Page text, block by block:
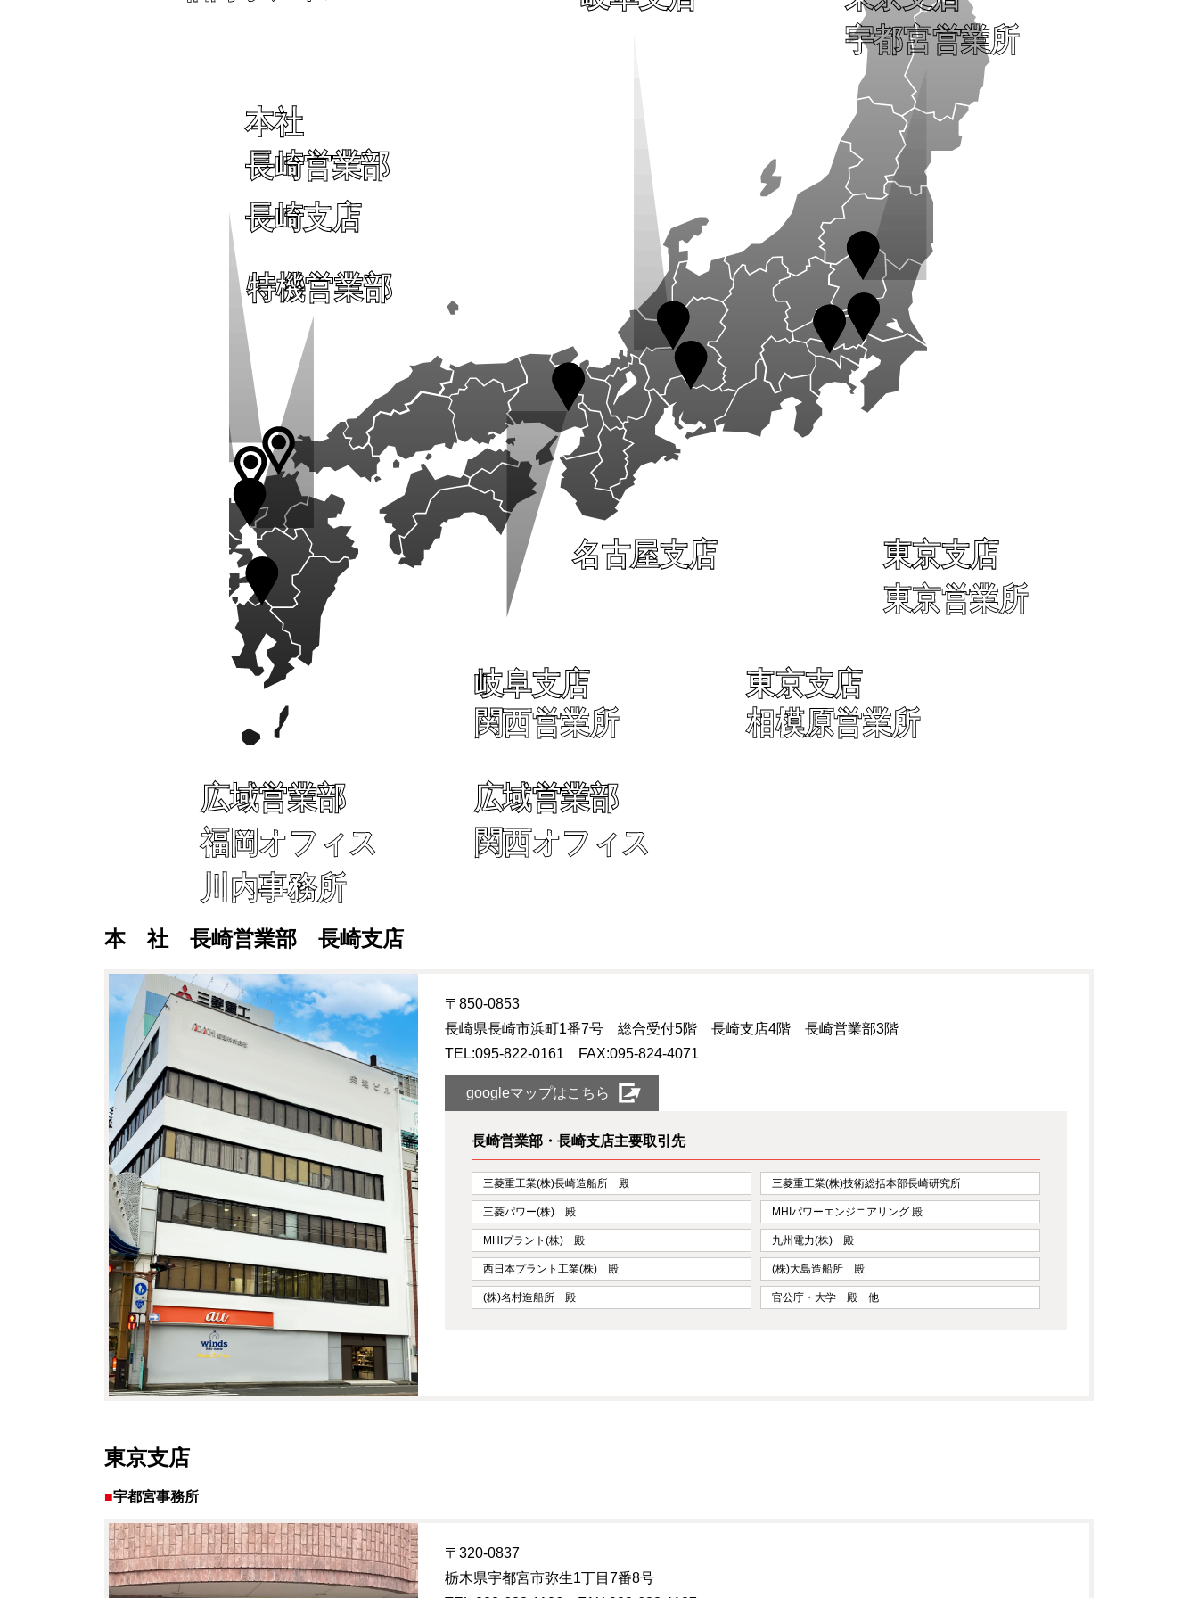
宇都宮営業所
東京支店
相模原営業所
東京支店
東京営業所
名古屋支店
岐阜支店
関西営業所
広域営業部
関西オフィス
広域営業部
福岡オフィス
川内事務所
特機営業部
長崎支店
本社
長崎営業部
本 社 長崎営業部 長崎支店
〒850-0853
長崎県長崎市浜町1番7号 総合受付5階 長崎支店4階 長崎営業部3階
TEL:095-822-0161 FAX:095-824-4071
googleマップはこちら
長崎営業部・長崎支店主要取引先
三菱重工業(株)長崎造船所 殿 三菱重工業(株)技術総括本部長崎研究所
三菱パワー(株) 殿 MHIパワーエンジニアリング 殿
MHIプラント(株) 殿 九州電力(株) 殿
西日本プラント工業(株) 殿 (株)大島造船所 殿
(株)名村造船所 殿 官公庁・大学 殿 他
東京支店
宇都宮事務所
〒320-0837
栃木県宇都宮市弥生1丁目7番8号